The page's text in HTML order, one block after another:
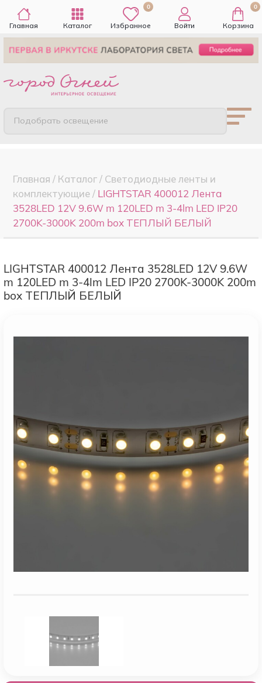
Главная Каталог
0
Избранное Войти
0
Корзина
Подобрать освещение
Главная / Каталог/ Светодиодные ленты и
комплектующие/ LIGHTSTAR 400012 Лента
3528LED 12V 9.6W m 120LED m 3-4lm LED IP20
2700K-3000K 200m box ТЕПЛЫЙ БЕЛЫЙ
LIGHTSTAR 400012 Лента 3528LED 12V 9.6W
m 120LED m 3-4lm LED IP20 2700K-3000K 200m
box ТЕПЛЫЙ БЕЛЫЙ